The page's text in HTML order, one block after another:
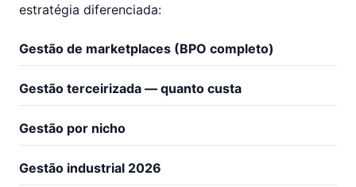
estratégia diferenciada:
Gestão de marketplaces (BPO completo)
Gestão terceirizada — quanto custa
Gestão por nicho
Gestão industrial 2026